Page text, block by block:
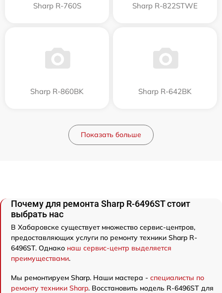
Sharp R-760S Sharp R-822STWE
Sharp R-860BK Sharp R-642BK
Показать больше
Почему для ремонта Sharp R-6496ST стоит
выбрать нас
В Хабаровске существует множество сервис-центров,
предоставляющих услуги по ремонту техники Sharp R-
6496ST. Однако наш сервис-центр выделяется
преимуществами.
Мы ремонтируем Sharp. Наши мастера - специалисты по
ремонту техники Sharp. Восстановить модель R-6496ST для